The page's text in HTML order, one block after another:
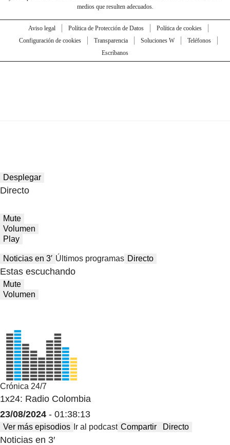
medios que resulten adecuados.
Aviso legal Política de Protección de Datos
Política de cookies
Configuración de cookies
Transparencia Soluciones W
Teléfonos
Escríbanos
Desplegar
Directo
Mute
Volumen
Play
Noticias en 3′ Últimos programas Directo
Estas escuchando
Mute
Volumen
Crónica 24/7
1x24: Radio Colombia
23/08/2024 - 01:38:13
Ver más episodios Ir al podcast Compartir Directo
Noticias en 3′